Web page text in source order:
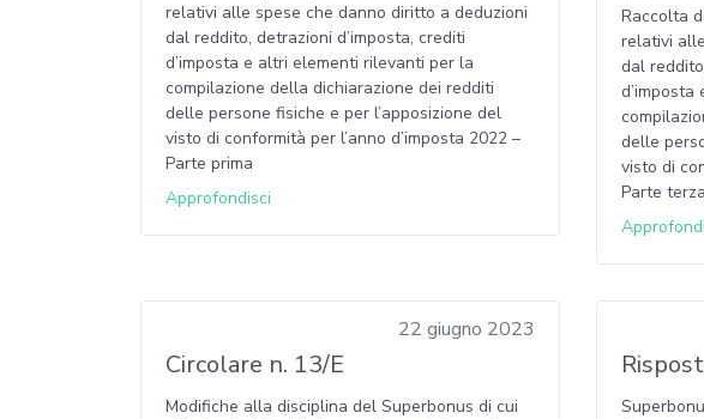
relativi alle spese che danno diritto a deduzioni
dal reddito, detrazioni d’imposta, crediti
d’imposta e altri elementi rilevanti per la
compilazione della dichiarazione dei redditi
delle persone fisiche e per l’apposizione del
visto di conformità per l’anno d’imposta 2022 –
Parte prima
Approfondisci
Raccolta
relativi
dal
delle
visto di
Parte terza
22 giugno 2023
Circolare n. 13/E
Modifiche alla disciplina del Superbonus di cui